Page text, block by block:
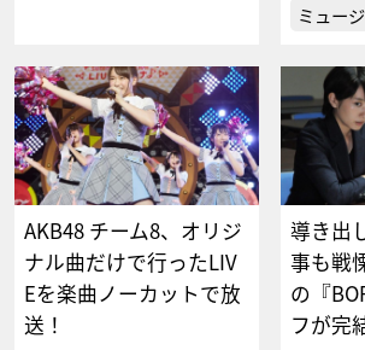
ミュー
AKB48 チーム8、オリジ
ナル曲だけで行ったLIV
Eを楽曲ノーカットで放
送！
導き出
事も戦
の『
フが完